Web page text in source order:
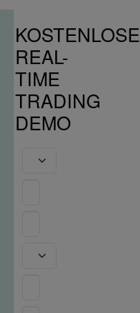
KOSTENLOSE
REAL-
TIME
TRADING
DEMO